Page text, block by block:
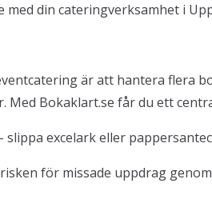
din cateringverksamhet i
är att hantera flera
Bokaklart.se får du ett
excelark eller
för missade uppdrag